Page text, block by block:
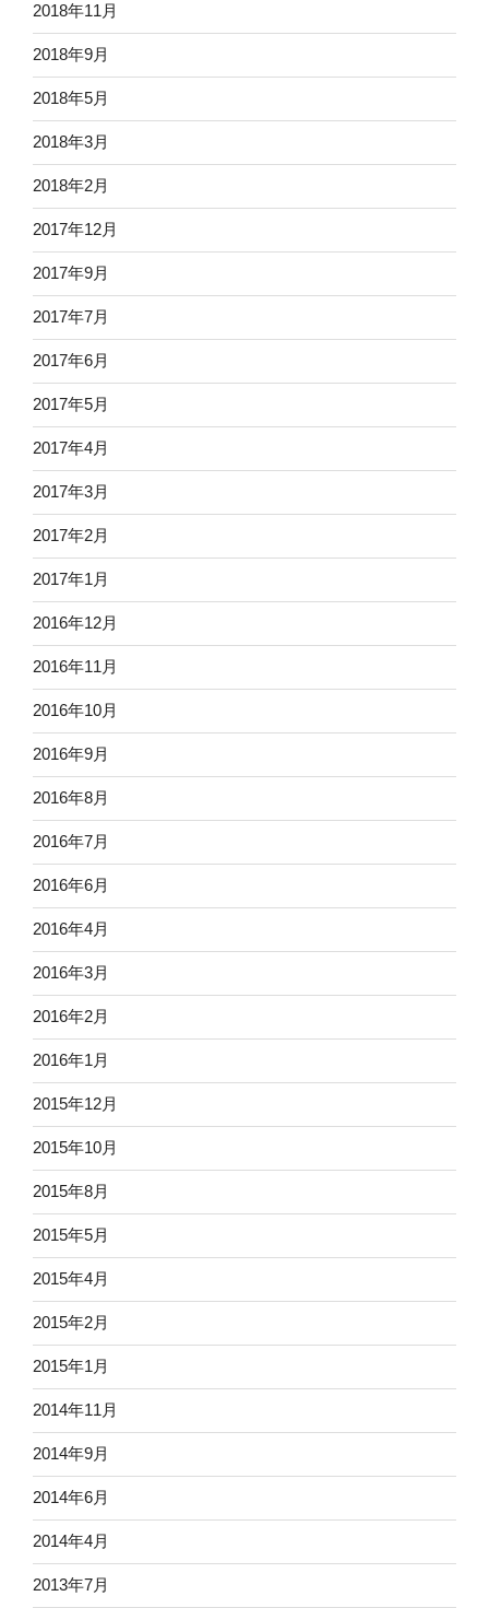
2018年11月
2018年9月
2018年5月
2018年3月
2018年2月
2017年12月
2017年9月
2017年7月
2017年6月
2017年5月
2017年4月
2017年3月
2017年2月
2017年1月
2016年12月
2016年11月
2016年10月
2016年9月
2016年8月
2016年7月
2016年6月
2016年4月
2016年3月
2016年2月
2016年1月
2015年12月
2015年10月
2015年8月
2015年5月
2015年4月
2015年2月
2015年1月
2014年11月
2014年9月
2014年6月
2014年4月
2013年7月